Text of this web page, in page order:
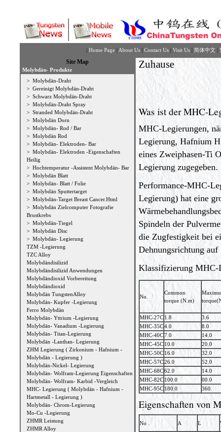
| Home Page | About Us | Contact Us | Visit Us | 简体中文 |
Site Map
Molybdän- Produkte
> Molybdän-Draht
> Gereinigt Molybdän-Draht
> Schwarz Molybdän-Draht
> Molybdän-Draht Spray
> Stranded Molybdän-Draht
> Molybdän Dorn
> Molybdän- Rod / Bar
> Molybdän Rod
> Molybdän- Elektroden- Bar
> Molybdän- Elektroden -Eigenschaften
Heilig
> Hochtemperatur -Assistent Molybdän- Bar
> Molybdän Blatt
> Molybdän- Blatt / Folie
> Molybdän Sputtertarget
> Molybdän-Target Breast Cancer.Html
> Molybdän Zielcomputer Fotografie
Brustkrebs
> Molybdän-Tiegel
> Molybdän Disc
> Molybdän- Legierung
TZM -Legierung
TZC Alloy
Molybdändisilizid
Molybdändisilizid Anwendungen
Molybdändioxid Vorbereitung
Molybdändioxid
Molybdän TungstenAlloy
Molybdän- Kupfer -Legierung
Ferro Molybdän
Molybdän- Yttrium -Legierung
Molybdän- Vanadium -Legierung
Molybdän- Titan-Legierung
Molybdän -Lanthan- Legierung
ZHM Legierung ( Zirkonium - Hafnium -
Molybdän - Legierung )
Molybdän-Nickel- Legierung
Molybdän- Wolfram-Legierung Eigenschaften
Molybdän- Wolfram- Karbid -Vergleich
MHC- Legierung ( Molybdän - Hafnium -
Hartmetall - Legierung )
Molybdän- Chrom-Legierung
Mo-Cu -Legierung
ZHMR Leistung
ZHMR Alloy
Zuhause
Was ist der MHC-
MHC-Legierungen,
Legierung, Hafnium
eines Zweiphasen-Ti
Legierung zugegeben.
Performance-MHC-
Legierung) hat eine
Spindeln der
die Zugfestigkeit bei
Dehnungsrichtung auf
Klassifizierung MHC-
No.
Common
torque (N.m)
MHC-27C 1.8
3.6
MHC-35C4.0
8.0
MHC-40C7.0
14.0
MHC-45C 10.0
20.0
MHC-50C 16.0
32.0
MHC-57C26.0
52.0
MHC-68C62.0
14.0
MHC-82C 100.0
00.0
MHC-95C 180.0 360.
Eigenschaften von
No . A L